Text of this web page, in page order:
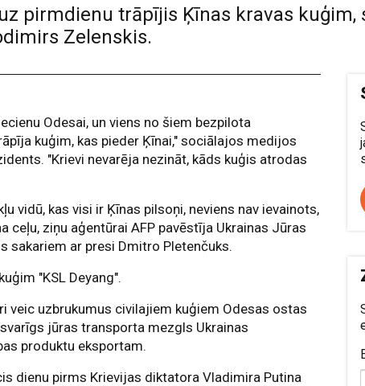
pirmdienu trāpījis Ķīnas kravas kuģim,
Zelenskis.
Odesai, un viens no šiem bezpilota
kuģim, kas pieder Ķīnai," sociālajos medijos
"Krievi nevarēja nezināt, kāds kuģis atrodas
vidū, kas visi ir Ķīnas pilsoņi, neviens nav ievainots,
ceļu, ziņu aģentūrai AFP pavēstīja Ukrainas Jūras
sakariem ar presi Dmitro Pletenčuks.
"KSL Deyang".
veic uzbrukumus civilajiem kuģiem Odesas ostas
jūras transporta mezgls Ukrainas
produktu eksportam.
dienu pirms Krievijas diktatora Vladimira Putina